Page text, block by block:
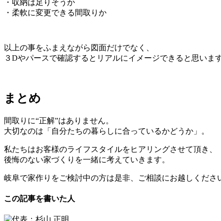
・収納は足りそうか
・柔軟に変更できる間取りか
以上の事をふまえながら図面だけでなく、
３Dやパースで確認するとリアルにイメージできると思います
まとめ
間取りに“正解”はありません。
大切なのは「自分たちの暮らしに合っているかどうか」。
私たちはお客様のライフスタイルをヒアリングさせて頂き、
後悔のない家づくりを一緒に考えていきます。
岐阜で家作りをご検討中の方は是非、ご相談にお越しくださ
この記事を書いた人